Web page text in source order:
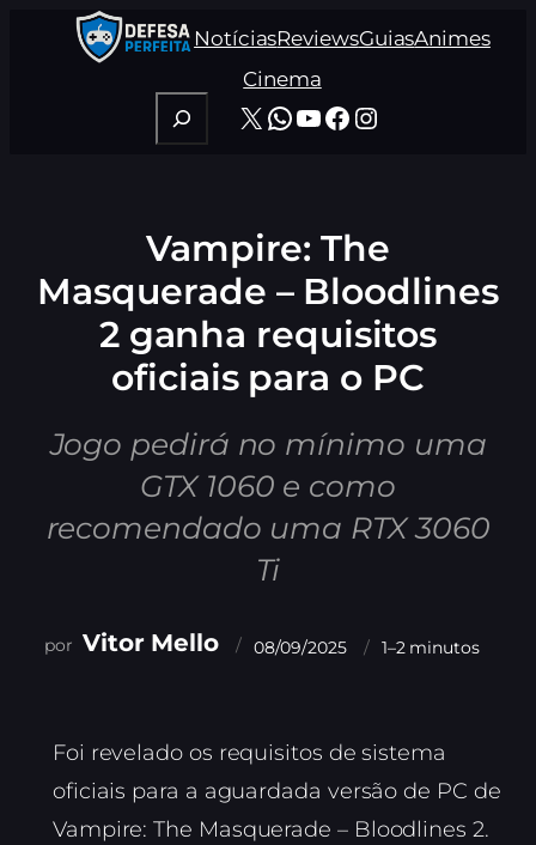
NotíciasReviewsGuiasAnimes
Cinema
Pesquisar
X WhatsApp
Youtube
Facebook
Instagram
Vampire: The
Masquerade – Bloodlines
2 ganha requisitos
oficiais para o PC
Jogo pedirá no mínimo uma
GTX 1060 e como
recomendado uma RTX 3060
Ti
Vitor Mello 08/09/2025 1–2 minutos
Foi revelado os requisitos de sistema
oficiais para a aguardada versão de PC de
Vampire: The Masquerade – Bloodlines 2.